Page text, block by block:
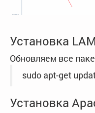
Установка
Обновляем все
sudo apt-get
Установка